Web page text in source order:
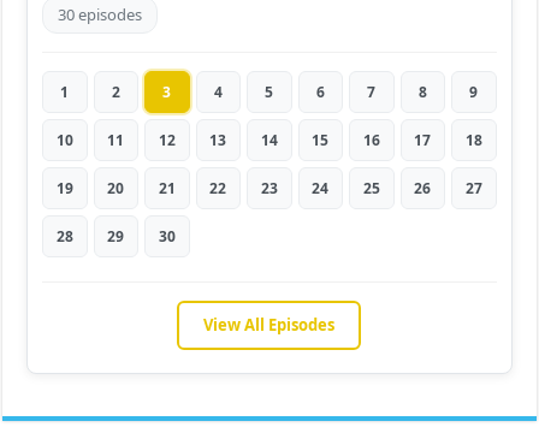
30 episodes
1 2 3 4 5 6 7 8 9
10 11 12 13 14 15 16 17 18
19 20 21 22 23 24 25 26 27
28 29 30
View All Episodes